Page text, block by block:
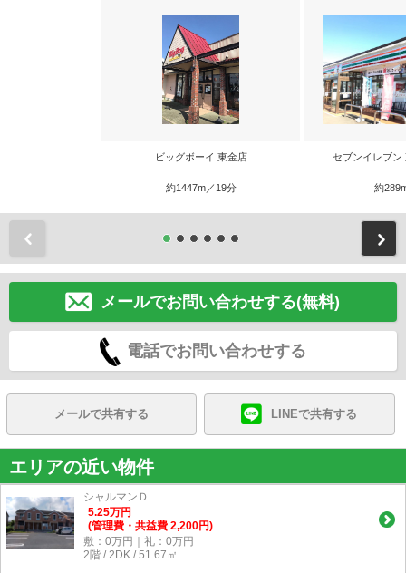
ビッグボーイ 東金店
約1447m／19分
セブンイレブン
約
メールでお問い合わせする(無料)
電話でお問い合わせする
メールで共有する LINEで共有する
エリアの近い物件
シャルマンＤ
5.25万円
(管理費・共益費 2,200円)
敷：0万円｜礼：0万円
2階 / 2DK / 51.67㎡